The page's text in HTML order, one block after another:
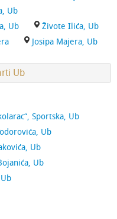
Ub
Ub
Živote Ilića, Ub
Josipa Majera, Ub
Ub
Sportska, Ub
Ub
Ub
Ub